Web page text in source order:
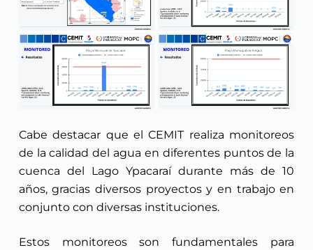
Cabe destacar que el CEMIT realiza monitoreos
de la calidad del agua en diferentes puntos de la
cuenca del Lago Ypacaraí durante más de 10
años, gracias diversos proyectos y en trabajo en
conjunto con diversas instituciones.
Estos monitoreos son fundamentales para